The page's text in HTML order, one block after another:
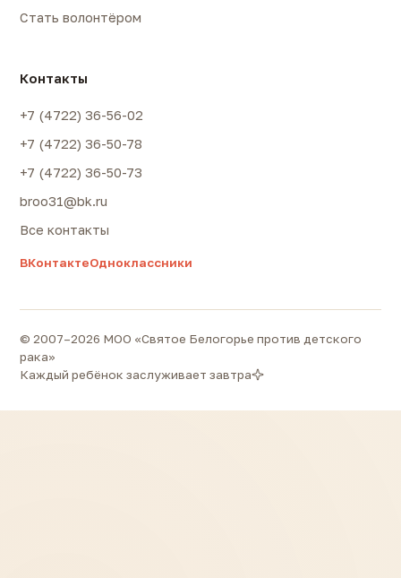
Стать волонтёром
Контакты
+7 (4722) 36-56-02
+7 (4722) 36-50-78
+7 (4722) 36-50-73
broo31@bk.ru
Все контакты
ВКонтактеОдноклассники
© 2007–2026 МОО «Святое Белогорье против детского
рака»
Каждый ребёнок заслуживает завтра